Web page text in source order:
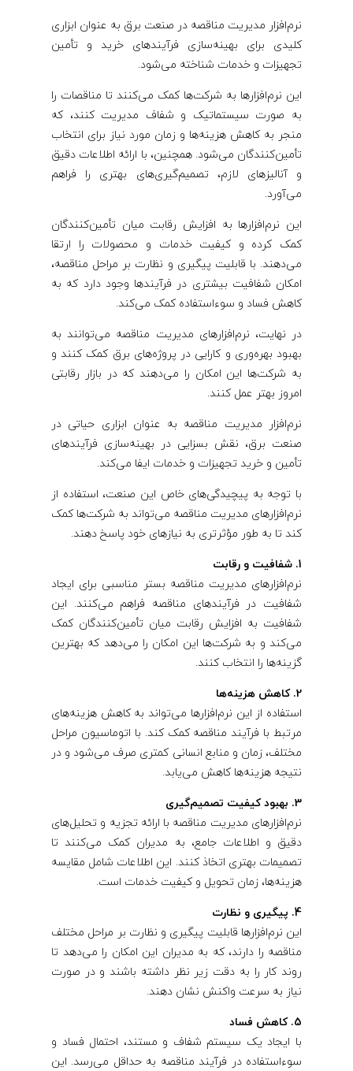
نرم‌افزار مدیریت مناقصه در صنعت برق به عنوان ابزاری
کلیدی برای بهینه‌سازی فرآیندهای خرید و تأمین
تجهیزات و خدمات شناخته می‌شود.
این نرم‌افزارها به شرکت‌ها کمک می‌کنند تا مناقصات را
به صورت سیستماتیک و شفاف مدیریت کنند، که
منجر به کاهش هزینه‌ها و زمان مورد نیاز برای انتخاب
تأمین‌کنندگان می‌شود. همچنین، با ارائه اطلاعات دقیق
و آنالیزهای لازم، تصمیم‌گیری‌های بهتری را فراهم
می‌آورد.
این نرم‌افزارها به افزایش رقابت میان تأمین‌کنندگان
کمک کرده و کیفیت خدمات و محصولات را ارتقا
می‌دهند. با قابلیت پیگیری و نظارت بر مراحل مناقصه،
امکان شفافیت بیشتری در فرآیندها وجود دارد که به
کاهش فساد و سوءاستفاده کمک می‌کند.
در نهایت، نرم‌افزارهای مدیریت مناقصه می‌توانند به
بهبود بهره‌وری و کارایی در پروژه‌های برق کمک کنند و
به شرکت‌ها این امکان را می‌دهند که در بازار رقابتی
امروز بهتر عمل کنند.
نرم‌افزار مدیریت مناقصه به عنوان ابزاری حیاتی در
صنعت برق، نقش بسزایی در بهینه‌سازی فرآیندهای
تأمین و خرید تجهیزات و خدمات ایفا می‌کند.
با توجه به پیچیدگی‌های خاص این صنعت، استفاده از
نرم‌افزارهای مدیریت مناقصه می‌تواند به شرکت‌ها کمک
کند تا به طور مؤثرتری به نیازهای خود پاسخ دهند.
1. شفافیت و رقابت
نرم‌افزارهای مدیریت مناقصه بستر مناسبی برای ایجاد
شفافیت در فرآیندهای مناقصه فراهم می‌کنند. این
شفافیت به افزایش رقابت میان تأمین‌کنندگان کمک
می‌کند و به شرکت‌ها این امکان را می‌دهد که بهترین
گزینه‌ها را انتخاب کنند.
2. کاهش هزینه‌ها
استفاده از این نرم‌افزارها می‌تواند به کاهش هزینه‌های
مرتبط با فرآیند مناقصه کمک کند. با اتوماسیون مراحل
مختلف، زمان و منابع انسانی کمتری صرف می‌شود و در
نتیجه هزینه‌ها کاهش می‌یابد.
3. بهبود کیفیت تصمیم‌گیری
نرم‌افزارهای مدیریت مناقصه با ارائه تجزیه و تحلیل‌های
دقیق و اطلاعات جامع، به مدیران کمک می‌کنند تا
تصمیمات بهتری اتخاذ کنند. این اطلاعات شامل مقایسه
هزینه‌ها، زمان تحویل و کیفیت خدمات است.
4. پیگیری و نظارت
این نرم‌افزارها قابلیت پیگیری و نظارت بر مراحل مختلف
مناقصه را دارند، که به مدیران این امکان را می‌دهد تا
روند کار را به دقت زیر نظر داشته باشند و در صورت
نیاز به سرعت واکنش نشان دهند.
5. کاهش فساد
با ایجاد یک سیستم شفاف و مستند، احتمال فساد و
سوءاستفاده در فرآیند مناقصه به حداقل می‌رسد. این